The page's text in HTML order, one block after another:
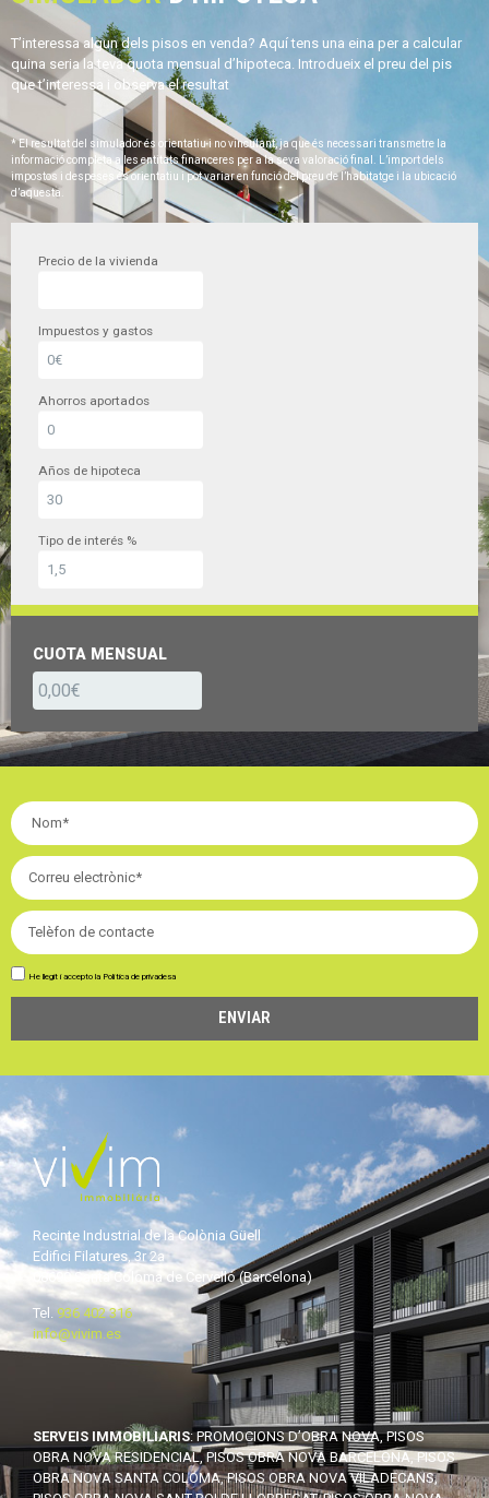
T’interessa algun dels pisos en venda? Aquí tens una eina per a calcular
quina seria la teva quota mensual d’hipoteca. Introdueix el preu del pis
que t’interessa i observa el resultat
* El resultat del simulador és orientatiu i no vinculant, ja que és necessari transmetre la
informació completa a les entitats financeres per a la seva valoració final. L’import dels
impostos i despeses és orientatiu i pot variar en funció del preu de l’habitatge i la ubicació
d’aquesta.
Precio de la vivienda
Impuestos y gastos
Ahorros aportados
Años de hipoteca
Tipo de interés %
CUOTA MENSUAL
He llegit i accepto la Política de privadesa
ENVIAR
Recinte Industrial de la Colònia Güell
Edifici Filatures, 3r 2a
08690 Santa Coloma de Cervelló (Barcelona)
Tel. 936 402 316
info@vivim.es
SERVEIS IMMOBILIARIS: PROMOCIONS D’OBRA NOVA, PISOS
OBRA NOVA RESIDENCIAL, PISOS OBRA NOVA BARCELONA, PISOS
OBRA NOVA SANTA COLOMA, PISOS OBRA NOVA VILADECANS,